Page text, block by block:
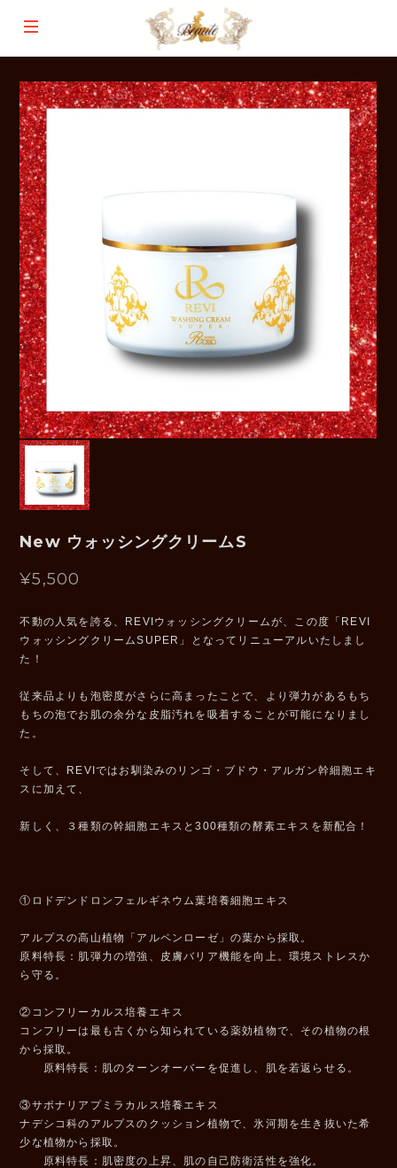
New ウォッシングクリームS
¥5,500
不動の人気を誇る、REVIウォッシングクリームが、この度「REVI
ウォッシングクリームSUPER」となってリニューアルいたしまし
た！
従来品よりも泡密度がさらに高まったことで、より弾力があるもち
もちの泡でお肌の余分な皮脂汚れを吸着することが可能になりまし
た。
そして、REVIではお馴染みのリンゴ・ブドウ・アルガン幹細胞エキ
スに加えて、
新しく、３種類の幹細胞エキスと300種類の酵素エキスを新配合！
①ロドデンドロンフェルギネウム葉培養細胞エキス
アルプスの高山植物「アルペンローゼ」の葉から採取。
原料特長：肌弾力の増強、皮膚バリア機能を向上。環境ストレスか
ら守る。
②コンフリーカルス培養エキス
コンフリーは最も古くから知られている薬効植物で、その植物の根
から採取。
原料特長：肌のターンオーバーを促進し、肌を若返らせる。
③サポナリアプミラカルス培養エキス
ナデシコ科のアルプスのクッション植物で、氷河期を生き抜いた希
少な植物から採取。
原料特長：肌密度の上昇、肌の自己防衛活性を強化。